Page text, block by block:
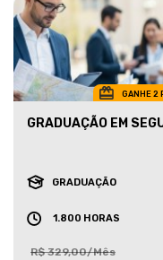
GANHE 2
GRADUAÇÃO EM
GRADUAÇÃO
1.800 HORAS
R$ 329,00/Mês